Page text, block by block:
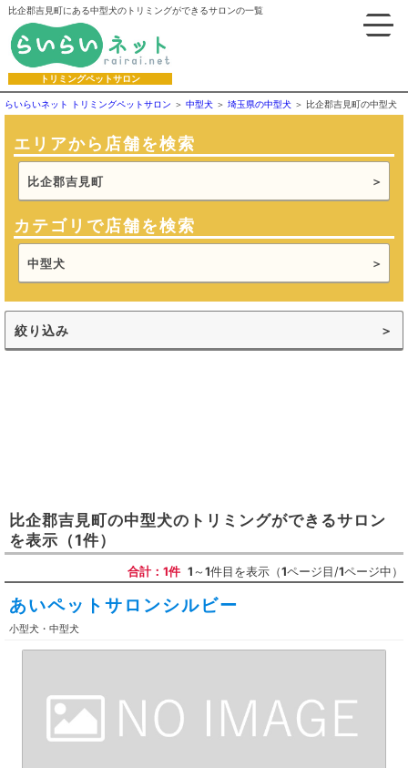
比企郡吉見町にある中型犬のトリミングができるサロンの一覧
トリミングペットサロン
らいらいネット トリミングペットサロン 中型犬 埼玉県の中型犬 比企郡吉見町の中型犬
エリアから店舗を検索
比企郡吉見町
カテゴリで店舗を検索
中型犬
絞り込み
比企郡吉見町の中型犬のトリミングができるサロン
を表示 （1件）
合計：1件 1～1件目を表示（1ページ目/1ページ中）
あいペットサロンシルビー
小型犬・中型犬